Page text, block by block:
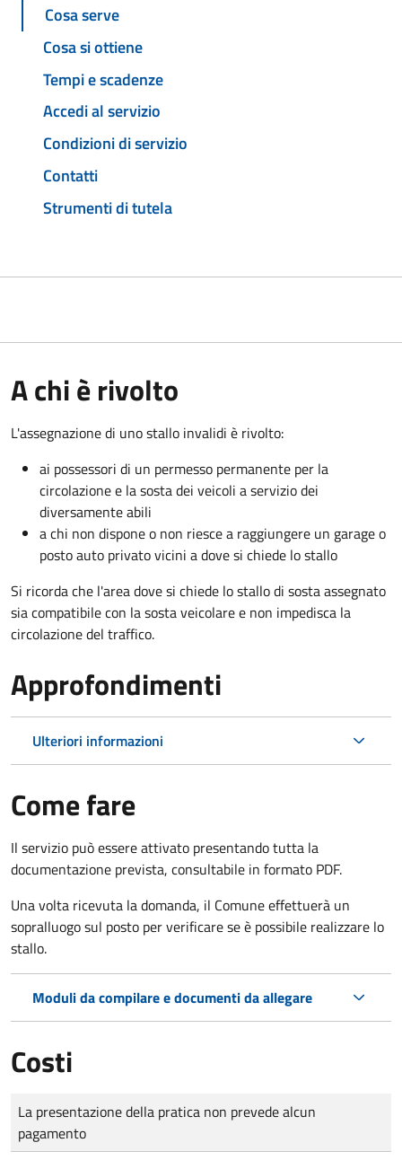
Cosa serve
Cosa si ottiene
Tempi e scadenze
Accedi al servizio
Condizioni di servizio
Contatti
Strumenti di tutela
A chi è rivolto
L'assegnazione di uno stallo invalidi è rivolto:
ai possessori di un permesso permanente per la
circolazione e la sosta dei veicoli a servizio dei
diversamente abili
a chi non dispone o non riesce a raggiungere un garage o
posto auto privato vicini a dove si chiede lo stallo
Si ricorda che l'area dove si chiede lo stallo di sosta assegnato
sia compatibile con la sosta veicolare e non impedisca la
circolazione del traffico.
Approfondimenti
Ulteriori informazioni
Come fare
Il servizio può essere attivato presentando tutta la
documentazione prevista, consultabile in formato PDF.
Una volta ricevuta la domanda, il Comune effettuerà un
sopralluogo sul posto per verificare se è possibile realizzare lo
stallo.
Moduli da compilare e documenti da allegare
Costi
Tipo di pagamento
Importo
La presentazione della pratica non prevede alcun
pagamento